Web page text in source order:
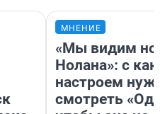
МНЕНИЕ
«Мы видим
Нолана»: с
настроем
смотреть